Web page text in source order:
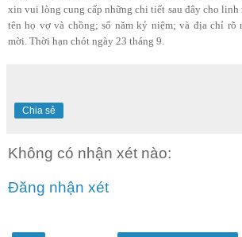
xin vui lòng cung cấp những chi tiết sau đây cho linh
tên họ vợ và chồng; số năm kỷ niệm; và địa chỉ rõ
mời. Thời hạn chót ngày 23 tháng 9.
Chia sẻ
Không có nhận xét nào:
Đăng nhận xét